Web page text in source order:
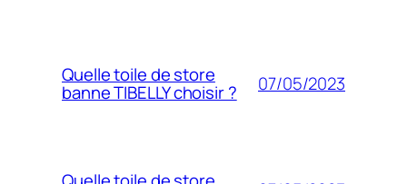
Quelle toile de store
banne TIBELLY choisir ? 07/05/2023